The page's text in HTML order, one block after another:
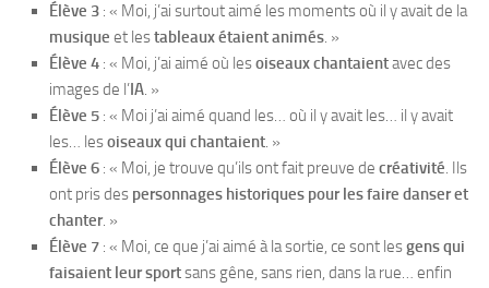
Élève 3 : « Moi, j’ai surtout aimé les moments où il y avait de la
musique et lestableaux étaient animés. »
Élève 4 : « Moi, j’ai aimé où lesoiseaux chantaientavec des
images de l’IA. »
Élève 5 : « Moi j’ai aimé quand les… où il y avait les… il y avait
les… lesoiseaux qui chantaient. »
Élève 6 : « Moi, je trouve qu’ils ont fait preuve de créativité. Ils
ont pris des personnages historiques pour les faire danser et
chanter. »
Élève 7 : « Moi, ce que j’ai aimé à la sortie, ce sont lesgens qui
faisaient leur sportsans gêne, sans rien, dans la rue… enfin